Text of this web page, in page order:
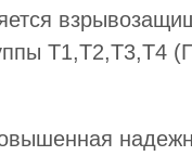
Т1,Т2,Т3,Т4